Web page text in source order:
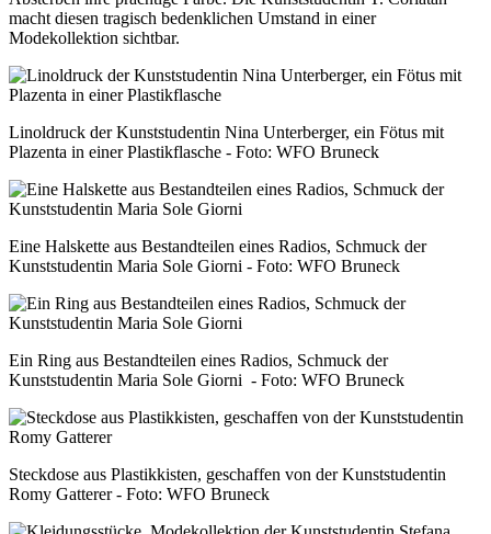
macht diesen tragisch bedenklichen Umstand in einer
Modekollektion sichtbar.
Linoldruck der Kunststudentin Nina Unterberger, ein Fötus mit
Plazenta in einer Plastikflasche - Foto: WFO Bruneck
Eine Halskette aus Bestandteilen eines Radios, Schmuck der
Kunststudentin Maria Sole Giorni - Foto: WFO Bruneck
Ein Ring aus Bestandteilen eines Radios, Schmuck der
Kunststudentin Maria Sole Giorni - Foto: WFO Bruneck
Steckdose aus Plastikkisten, geschaffen von der Kunststudentin
Romy Gatterer - Foto: WFO Bruneck